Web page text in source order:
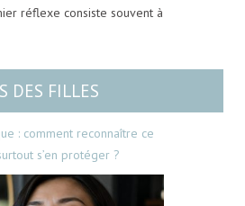
réflexe consiste souvent à
DES FILLES
: comment reconnaître ce
s’en protéger ?